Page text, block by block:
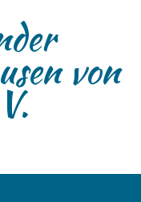
von